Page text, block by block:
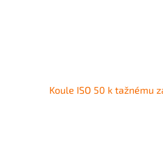
Koule ISO 50 k tažnému